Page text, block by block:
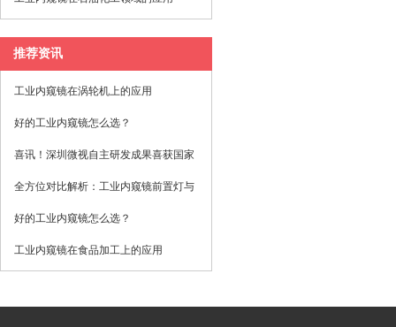
推荐资讯
工业内窥镜在涡轮机上的应用
好的工业内窥镜怎么选？
喜讯！深圳微视自主研发成果喜获国家
发明专利！
全方位对比解析：工业内窥镜前置灯与
后置灯的选择与应用 原创 深圳微视光
电 微视光电工业内窥镜 2025年08月12
好的工业内窥镜怎么选？
工业内窥镜在食品加工‌上的应用